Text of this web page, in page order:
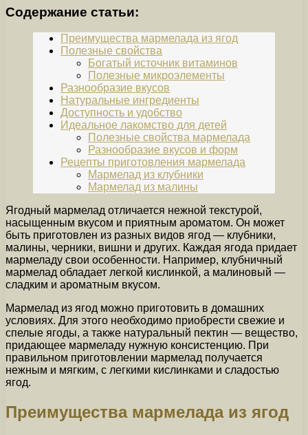
Содержание статьи:
Преимущества мармелада из ягод
Полезные свойства
Богатый источник витаминов
Полезные микроэлементы
Разнообразие вкусов
Натуральные ингредиенты
Доступность и удобство
Идеальное лакомство для детей
Полезные свойства мармелада
Разнообразие вкусов и форм
Рецепты приготовления мармелада
Мармелад из клубники
Мармелад из малины
Ягодный мармелад отличается нежной текстурой,
насыщенным вкусом и приятным ароматом. Он может
быть приготовлен из разных видов ягод — клубники,
малины, черники, вишни и других. Каждая ягода придает
мармеладу свои особенности. Например, клубничный
мармелад обладает легкой кислинкой, а малиновый —
сладким и ароматным вкусом.
Мармелад из ягод можно приготовить в домашних
условиях. Для этого необходимо приобрести свежие и
спелые ягоды, а также натуральный пектин — вещество,
придающее мармеладу нужную консистенцию. При
правильном приготовлении мармелад получается
нежным и мягким, с легкими кислинками и сладостью
ягод.
Преимущества мармелада из ягод